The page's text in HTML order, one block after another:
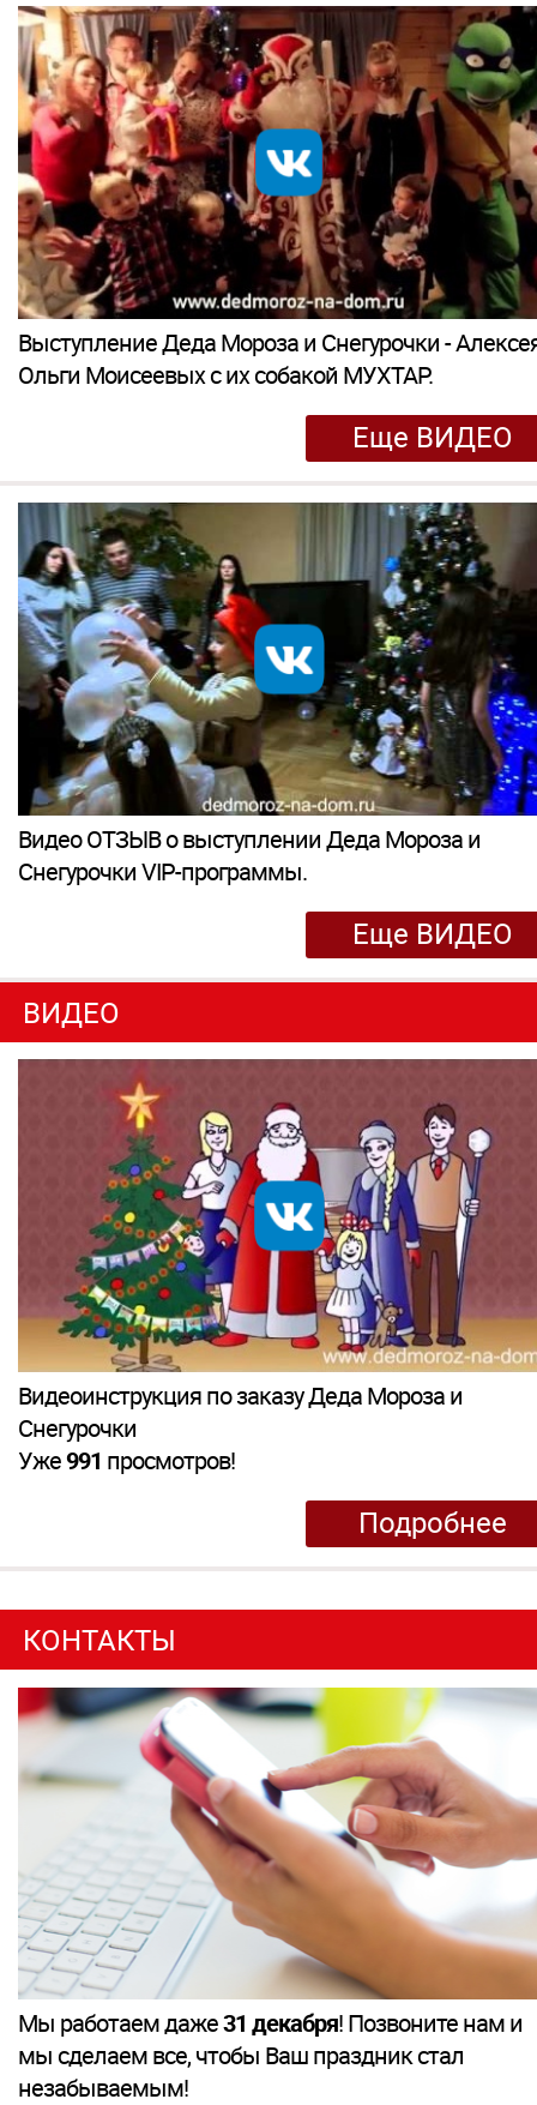
Выступление Деда Мороза и Снегурочки -
Ольги Моисеевых с их собакой МУХТАР.
Еще ВИДЕО
Видео ОТЗЫВ о выступлении Деда Мороза и
Снегурочки VIP-программы.
Еще ВИДЕО
ВИДЕО
Видеоинструкция по заказу Деда Мороза и
Снегурочки
Уже991 просмотров!
Подробнее
КОНТАКТЫ
Мы работаем даже31 декабря! Позвоните нам и
мы сделаем все, чтобы Ваш праздник стал
незабываемым!